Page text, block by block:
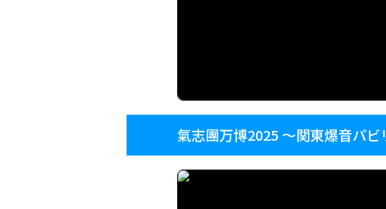
氣志團万博2025 ～関東爆音パビ